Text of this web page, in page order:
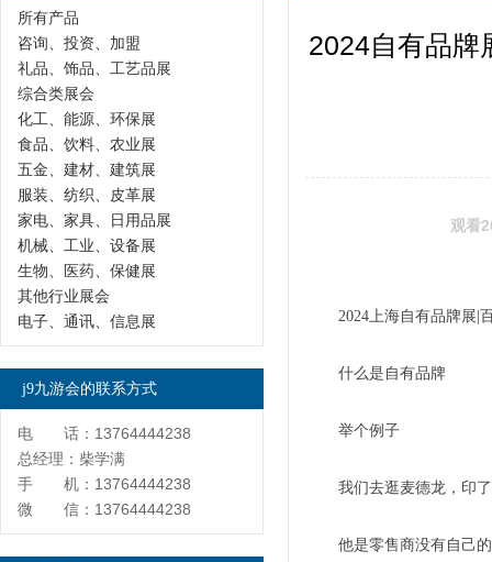
2024自有品牌
观看
2024上海自有品牌展|
什么是自有品牌
举个例子
我们去逛麦德龙，印
他是零售商没有自己
所有产品
咨询、投资、加盟
礼品、饰品、工艺品展
综合类展会
化工、能源、环保展
食品、饮料、农业展
五金、建材、建筑展
服装、纺织、皮革展
家电、家具、日用品展
机械、工业、设备展
生物、医药、保健展
其他行业展会
电子、通讯、信息展
j9九游会的联系方式
电 话：13764444238
总经理：柴学满
手 机：13764444238
微 信：13764444238